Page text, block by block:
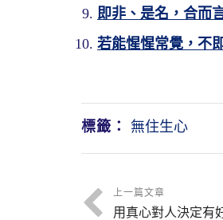
即非、是名，合而
若能惺惺常覺，不
標籤： 無住生心
上一篇文章
用真心對人決定有